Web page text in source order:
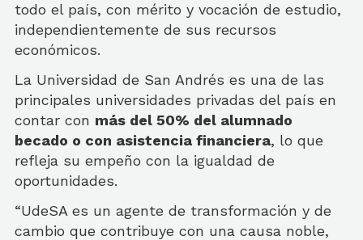
todo el país, con mérito y vocación de estudio,
independientemente de sus recursos
económicos.
La Universidad de San Andrés es una de las
principales universidades privadas del país en
contar con más del 50% del alumnado
becado o con asistencia financiera, lo que
refleja su empeño con la igualdad de
oportunidades.
“UdeSA es un agente de transformación y de
cambio que contribuye con una causa noble,